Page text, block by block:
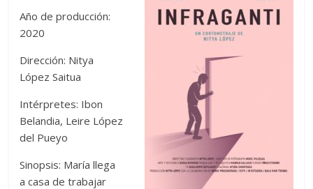
Año de producción:
2020
Dirección: Nitya
López Saitua
Intérpretes: Ibon
Belandia, Leire López
del Pueyo
Sinopsis: María llega
a casa de trabajar